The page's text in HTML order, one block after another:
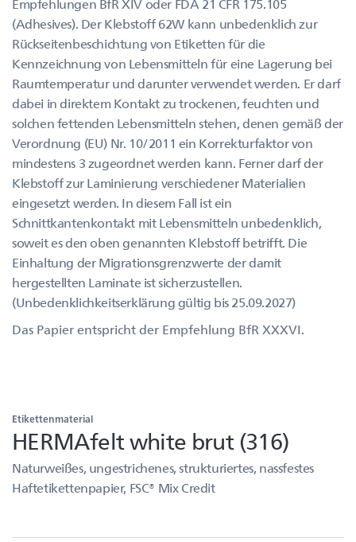
Empfehlungen BfR XIV oder FDA 21 CFR 175.105
(Adhesives). Der Klebstoff 62W kann unbedenklich zur
Rückseitenbeschichtung von Etiketten für die
Kennzeichnung von Lebensmitteln für eine Lagerung bei
Raumtemperatur und darunter verwendet werden. Er darf
dabei in direktem Kontakt zu trockenen, feuchten und
solchen fettenden Lebensmitteln stehen, denen gemäß der
Verordnung (EU) Nr. 10/2011 ein Korrekturfaktor von
mindestens 3 zugeordnet werden kann. Ferner darf der
Klebstoff zur Laminierung verschiedener Materialien
eingesetzt werden. In diesem Fall ist ein
Schnittkantenkontakt mit Lebensmitteln unbedenklich,
soweit es den oben genannten Klebstoff betrifft. Die
Einhaltung der Migrationsgrenzwerte der damit
hergestellten Laminate ist sicherzustellen.
(Unbedenklichkeitserklärung gültig bis 25.09.2027)
Das Papier entspricht der Empfehlung BfR XXXVI.
Etikettenmaterial
HERMAfelt white brut (316)
Naturweißes, ungestrichenes, strukturiertes, nassfestes
Haftetikettenpapier, FSC® Mix Credit